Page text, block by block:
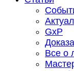
GxP
Все о